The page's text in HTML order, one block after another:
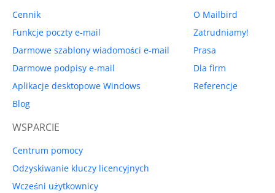
Cennik
Funkcje poczty e-mail
Darmowe szablony wiadomości e-mail
Darmowe podpisy e-mail
Aplikacje desktopowe Windows
Blog
O Mailbird
Zatrudniamy!
Prasa
Dla firm
Referencje
WSPARCIE
Centrum pomocy
Odzyskiwanie kluczy licencyjnych
Wcześni użytkownicy